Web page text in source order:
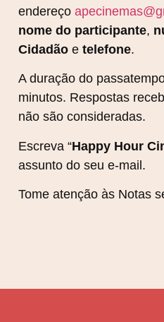
endereço
nome do participante,
Cidadão e telefone.
A duração do
minutos. Respostas
não são consideradas.
Escreva “Happy Hour
assunto do seu e-mail.
Tome atenção às Notas